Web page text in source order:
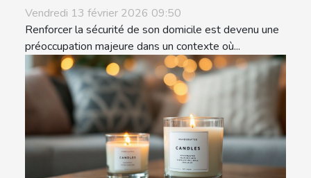
Vendredi 13 février 2026 09:50
Renforcer la sécurité de son domicile est devenu une
préoccupation majeure dans un contexte où...